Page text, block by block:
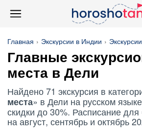
Главная Экскурсии в Индии
Главные
места в Дели
Найдено 71 экскурсия в
места» в Дели на русском
скидки до 30%. Расписание
на август, сентябрь и октябрь